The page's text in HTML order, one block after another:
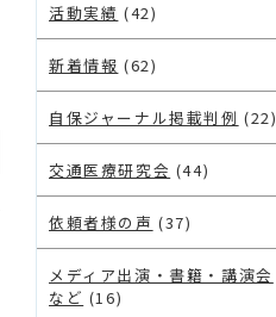
活動実績 (42)
新着情報 (62)
自保ジャーナル掲載判例 (22)
交通医療研究会 (44)
依頼者様の声 (37)
メディア出演・書籍・講演会
など (16)